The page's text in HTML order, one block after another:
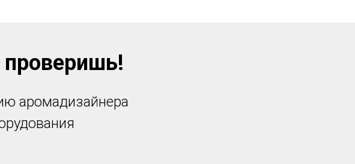
аромадизайнера